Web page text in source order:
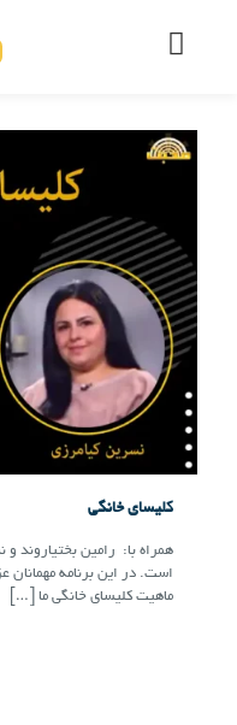
کلیسای خانگی
است. در این برنامه
ماهیت کلیسای خانگی ما […]